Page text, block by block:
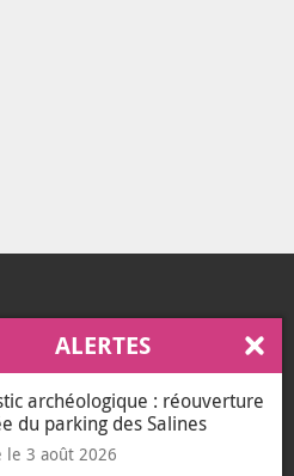
ALERTES
archéologique : réouverture
du parking des Salines
le 3 août 2026